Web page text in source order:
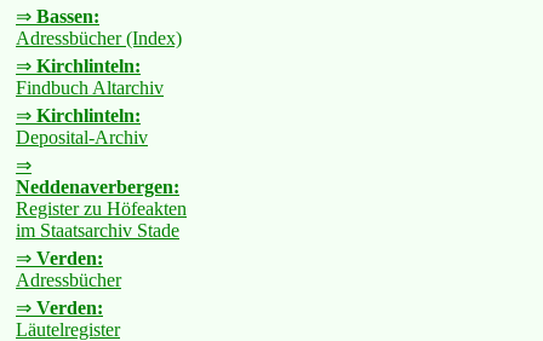
⇒ Bassen:
Adressbücher (Index)
⇒ Kirchlinteln:
Findbuch Altarchiv
⇒ Kirchlinteln:
Deposital-Archiv
⇒
Neddenaverbergen:
Register zu Höfeakten
im Staatsarchiv Stade
⇒ Verden:
Adressbücher
⇒ Verden:
Läutelregister